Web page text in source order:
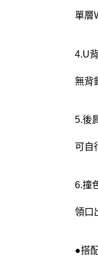
單層
4.U
無背
5.後
可自
6.撞
領口
●搭